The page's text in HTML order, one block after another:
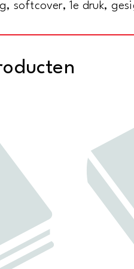
softcover, 1e druk,